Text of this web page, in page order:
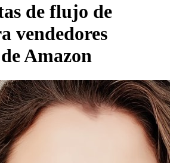
de flujo de
vendedores
Amazon